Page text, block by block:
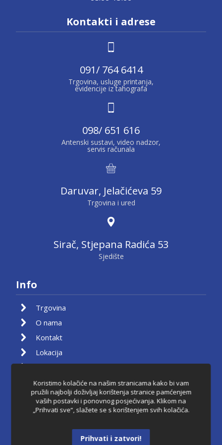
Kontakti i adrese
091/ 764 6414
Trgovina, usluge printanja,
evidencije iz tahografa
098/ 651 616
Antenski sustavi, video nadzor,
servis računala
Daruvar, Jelačićeva 59
Trgovina i ured
Sirač, Stjepana Radića 53
Sjedište
Info
Trgovina
O nama
Kontakt
Lokacija
Košarica
Pravila privatnosti
Uvjeti korištenja
Raskid ugovora
Koristimo kolačiće na našim stranicama kako bi vam
pružili najbolji doživljaj korištenja stranice pamćenjem
vaših postavki i ponovnog posjećivanja. Klikom na
„Prihvati sve“, slažete se s korištenjem svih kolačića.
Prihvati i zatvori!